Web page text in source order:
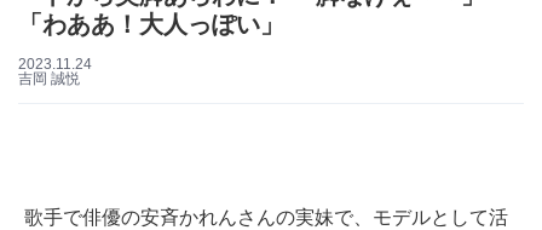
「わああ！大人っぽい」
2023.11.24
吉岡 誠悦
歌手で俳優の安斉かれんさんの実妹で、モデルとして活